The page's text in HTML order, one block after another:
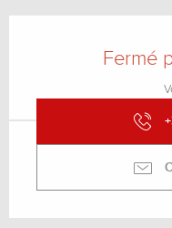
Fermé